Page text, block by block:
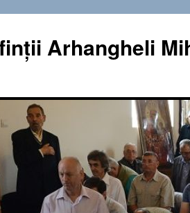
Arhangheli